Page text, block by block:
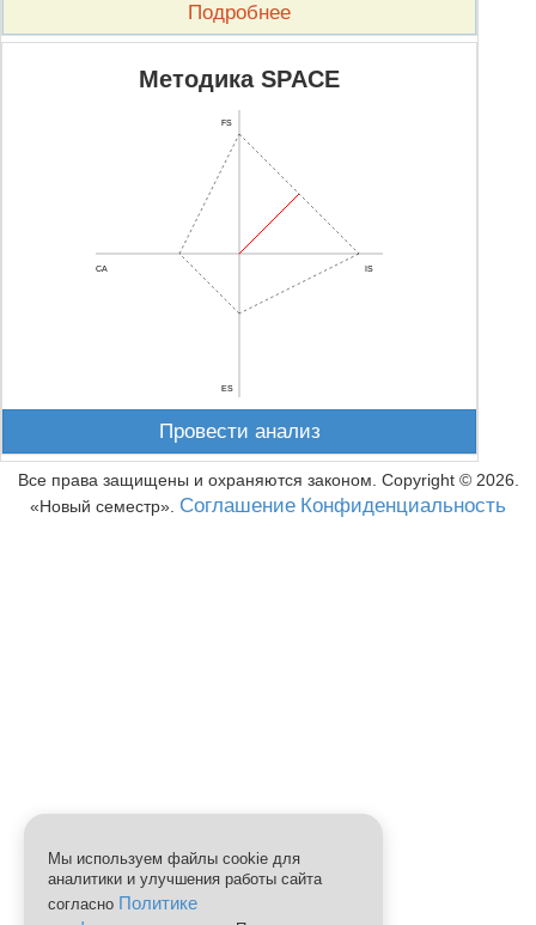
Подробнее
Методика SPACE
FS
CA
ES
IS
Провести анализ
Все права защищены и охраняются законом. Copyright © 2026.
Новый семестр . Соглашение Конфиденциальность
Мы используем файлы cookie для
аналитики и улучшения работы сайта
согласно Политике